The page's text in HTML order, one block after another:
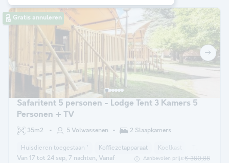
Gratis annuleren
Safaritent 5 personen - Lodge Tent 3 Kamers 5
Personen + TV
35m2 5 Volwassenen 2 Slaapkamers
Huisdieren toegestaan * Koffiezetapparaat Koelkast
Van 17 tot 24 sep, 7 nachten, Vanaf Aanbevolen prijs:€ 380,88